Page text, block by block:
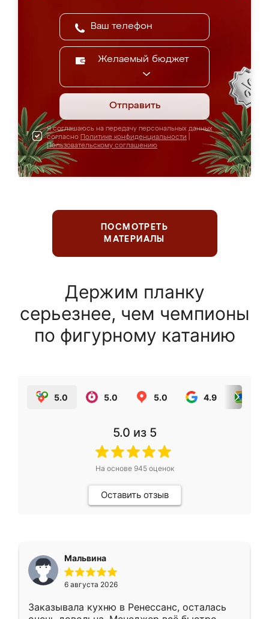
Желаемый бюджет
Отправить
Я соглашаюсь на передачу персональных данных
согласно Политике конфиденциальности
Пользовательскому соглашению
ПОСМОТРЕТЬ
МАТЕРИАЛЫ
Держим планку
серьезнее, чем чемпионы
по фигурному катанию
5.0 5.0 5.0 4.9
5.0 из 5
На основе 945оценок
Оставить отзыв
Мальвина
6 августа 2026
Заказывала кухню в Ренессанс, осталась